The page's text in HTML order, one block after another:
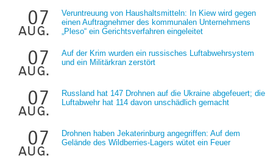
07
aug.
Veruntreuung von Haushaltsmitteln: In Kiew wird gegen
einen Auftragnehmer des kommunalen Unternehmens
„Pleso“ ein Gerichtsverfahren eingeleitet
07
aug.
Auf der Krim wurden ein russisches Luftabwehrsystem
und ein Militärkran zerstört
07
aug.
Russland hat 147 Drohnen auf die Ukraine abgefeuert; die
Luftabwehr hat 114 davon unschädlich gemacht
07
aug.
Drohnen haben Jekaterinburg angegriffen: Auf dem
Gelände des Wildberries-Lagers wütet ein Feuer